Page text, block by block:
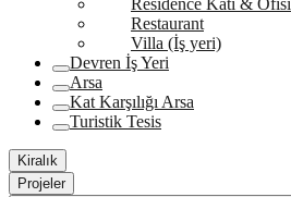
Residence Katı & Ofisi
Restaurant
Villa (İş yeri)
Devren İş Yeri
Arsa
Kat Karşılığı Arsa
Turistik Tesis
Kiralık
Projeler